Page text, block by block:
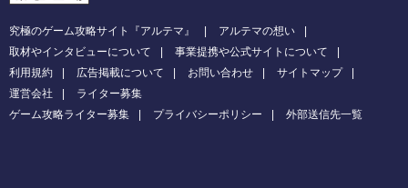
究極のゲーム攻略サイト『アルテマ』
アルテマの想い
取材やインタビューについて
事業提携や公式サイトについて
利用規約
広告掲載について お問い合わせ
サイトマップ
運営会社
ライター募集
ゲーム攻略ライター募集
プライバシーポリシー 外部送信先一覧